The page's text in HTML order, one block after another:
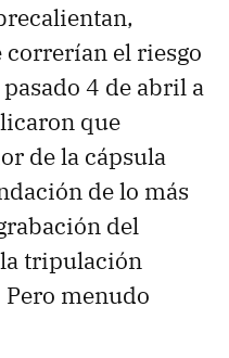
el riesgo
4 de abril a
que
de la cápsula
de lo más
del
tripulación
menudo